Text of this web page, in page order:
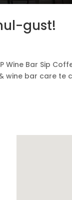
gust!
Wine Bar Sip
wine bar care